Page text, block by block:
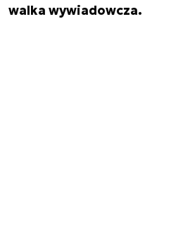
walka wywiadowcza.